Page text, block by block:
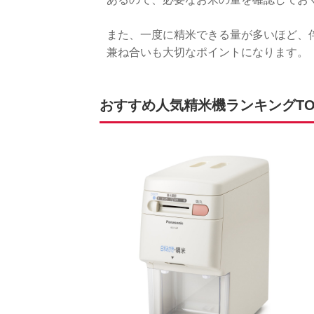
また、一度に精米できる量が多いほど
兼ね合いも大切なポイントになります。
おすすめ人気精米機ランキング